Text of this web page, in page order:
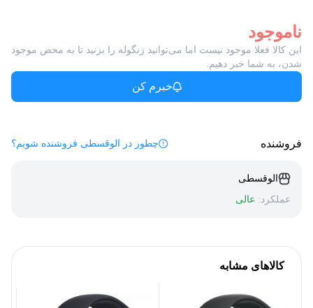
ناموجود
این کالا فعلا موجود نیست اما می‌توانید زنگوله را بزنید تا به محض موجود
شدن، به شما خبر دهیم.
خبرم کن
فروشنده چطور در الوقسطی فروشنده شویم؟
الوقسطی
عملکرد: عالی
کالاهای مشابه